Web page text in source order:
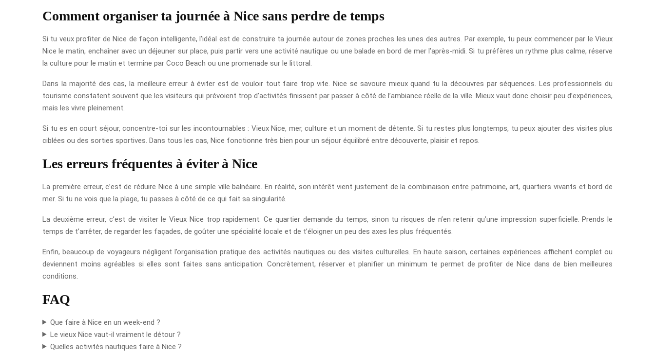
Comment organiser ta journée à Nice sans perdre de temps
Si tu veux profiter de Nice de façon intelligente, l’idéal est de construire ta journée autour de zones proches les unes des autres. Par exemple, tu peux commencer par le Vieux
Nice le matin, enchaîner avec un déjeuner sur place, puis partir vers une activité nautique ou une balade en bord de mer l’après-midi. Si tu préfères un rythme plus calme, réserve
la culture pour le matin et termine par Coco Beach ou une promenade sur le littoral.
Dans la majorité des cas, la meilleure erreur à éviter est de vouloir tout faire trop vite. Nice se savoure mieux quand tu la découvres par séquences. Les professionnels du
tourisme constatent souvent que les visiteurs qui prévoient trop d’activités finissent par passer à côté de l’ambiance réelle de la ville. Mieux vaut donc choisir peu d’expériences,
mais les vivre pleinement.
Si tu es en court séjour, concentre-toi sur les incontournables : Vieux Nice, mer, culture et un moment de détente. Si tu restes plus longtemps, tu peux ajouter des visites plus
ciblées ou des sorties sportives. Dans tous les cas, Nice fonctionne très bien pour un séjour équilibré entre découverte, plaisir et repos.
Les erreurs fréquentes à éviter à Nice
La première erreur, c’est de réduire Nice à une simple ville balnéaire. En réalité, son intérêt vient justement de la combinaison entre patrimoine, art, quartiers vivants et bord de
mer. Si tu ne vois que la plage, tu passes à côté de ce qui fait sa singularité.
La deuxième erreur, c’est de visiter le Vieux Nice trop rapidement. Ce quartier demande du temps, sinon tu risques de n’en retenir qu’une impression superficielle. Prends le
temps de t’arrêter, de regarder les façades, de goûter une spécialité locale et de t’éloigner un peu des axes les plus fréquentés.
Enfin, beaucoup de voyageurs négligent l’organisation pratique des activités nautiques ou des visites culturelles. En haute saison, certaines expériences affichent complet ou
deviennent moins agréables si elles sont faites sans anticipation. Concrètement, réserver et planifier un minimum te permet de profiter de Nice dans de bien meilleures
conditions.
FAQ
Que faire à Nice en un week-end ?
Le vieux Nice vaut-il vraiment le détour ?
Quelles activités nautiques faire à Nice ?